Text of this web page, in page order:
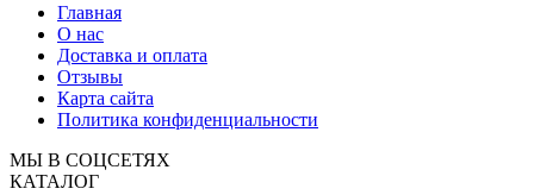
Главная
О нас
Доставка и оплата
Отзывы
Карта сайта
Политика конфиденциальности
МЫ В СОЦСЕТЯХ
КАТАЛОГ